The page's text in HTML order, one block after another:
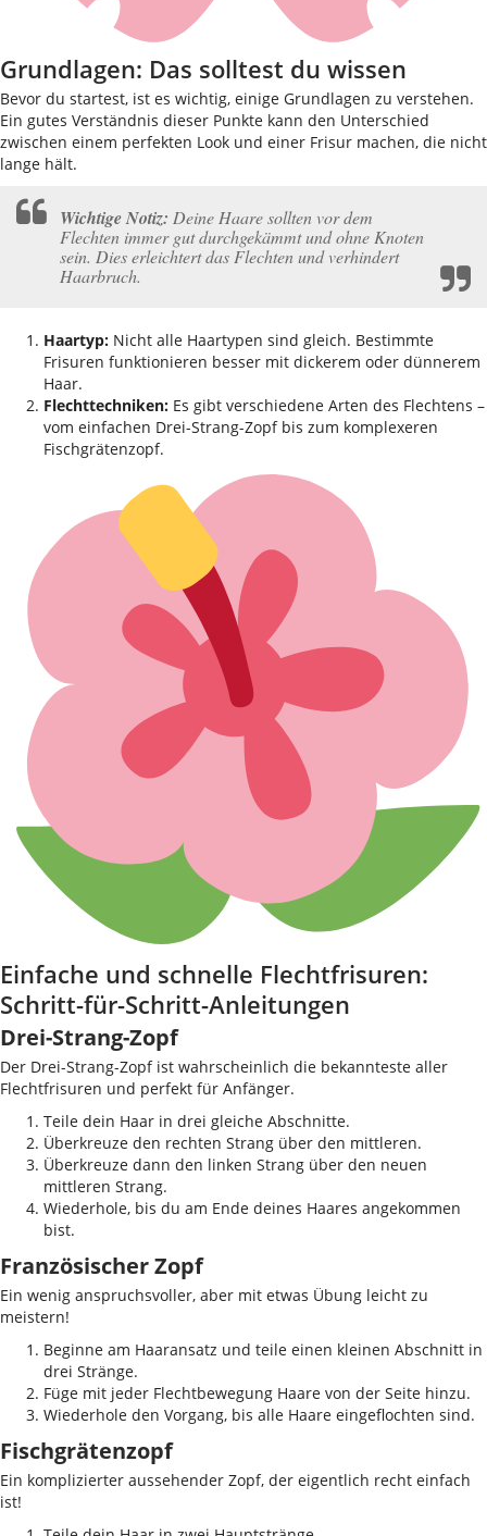
Grundlagen: Das solltest du wissen
Bevor du startest, ist es wichtig, einige Grundlagen zu verstehen.
Ein gutes Verständnis dieser Punkte kann den Unterschied
zwischen einem perfekten Look und einer Frisur machen, die nicht
lange hält.
Wichtige Notiz: Deine Haare sollten vor dem
Flechten immer gut durchgekämmt und ohne Knoten
sein. Dies erleichtert das Flechten und verhindert
Haarbruch.
Haartyp: Nicht alle Haartypen sind gleich. Bestimmte
Frisuren funktionieren besser mit dickerem oder dünnerem
Haar.
Flechttechniken: Es gibt verschiedene Arten des Flechtens –
vom einfachen Drei-Strang-Zopf bis zum komplexeren
Fischgrätenzopf.
Einfache und schnelle Flechtfrisuren:
Schritt-für-Schritt-Anleitungen
Drei-Strang-Zopf
Der Drei-Strang-Zopf ist wahrscheinlich die bekannteste aller
Flechtfrisuren und perfekt für Anfänger.
Teile dein Haar in drei gleiche Abschnitte.
Überkreuze den rechten Strang über den mittleren.
Überkreuze dann den linken Strang über den neuen
mittleren Strang.
Wiederhole, bis du am Ende deines Haares angekommen
bist.
Französischer Zopf
Ein wenig anspruchsvoller, aber mit etwas Übung leicht zu
meistern!
Beginne am Haaransatz und teile einen kleinen Abschnitt in
drei Stränge.
Füge mit jeder Flechtbewegung Haare von der Seite hinzu.
Wiederhole den Vorgang, bis alle Haare eingeflochten sind.
Fischgrätenzopf
Ein komplizierter aussehender Zopf, der eigentlich recht einfach
ist!